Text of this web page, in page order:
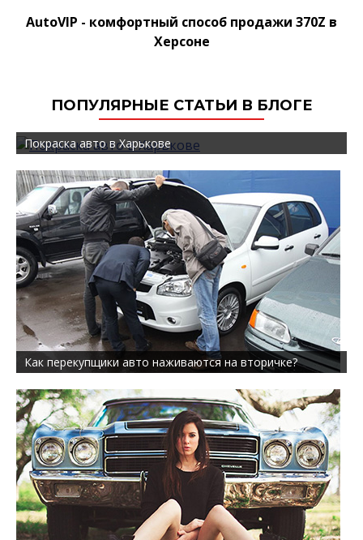
AutoVIP - комфортный способ продажи 370Z в
Херсоне
ПОПУЛЯРНЫЕ СТАТЬИ В БЛОГЕ
Покраска авто в Харькове
Как перекупщики авто наживаются на вторичке?